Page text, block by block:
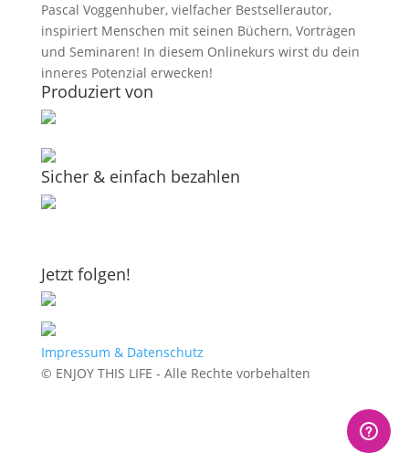
Pascal Voggenhuber, vielfacher Bestsellerautor,
inspiriert Menschen mit seinen Büchern, Vorträgen
und Seminaren! In diesem Onlinekurs wirst du dein
inneres Potenzial erwecken!
Produziert von
Sicher & einfach bezahlen
Jetzt folgen!
Impressum & Datenschutz
© ENJOY THIS LIFE - Alle Rechte vorbehalten